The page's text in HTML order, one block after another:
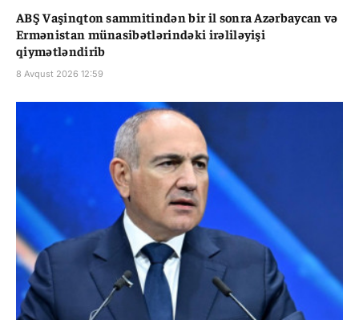
ABŞ Vaşinqton sammitindən bir il sonra Azərbaycan və
Ermənistan münasibətlərindəki irəliləyişi
qiymətləndirib
8 Avqust 2026 12:59